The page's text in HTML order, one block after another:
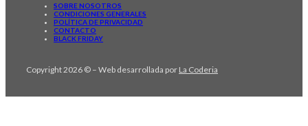
SOBRE NOSOTROS
CONDICIONES GENERALES
POLÍTICA DE PRIVACIDAD
CONTACTO
BLACK FRIDAY
Copyright 2026 © – Web desarrollada por La Coderia